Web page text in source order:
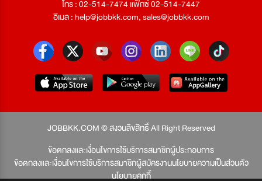
โทร : 02-514-7474 แฟ็กซ์ 02-514-7447
อีเมล :help@jobbkk.com,sales@jobbkk.com
JOBBKK.COM © สงวนลิขสิทธิ์ All Right Reserved
ข้อตกลงและเงื่อนไขการใช้บริการสมาชิกผู้ประกอบการ
ข้อตกลงและเงื่อนไขการใช้บริการสมาชิกผู้สมัครงานนโยบายความเป็นส่วนตัว
นโยบายคุกกี้